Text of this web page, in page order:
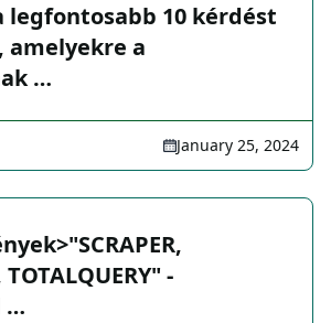
legfontosabb 10 kérdést
amelyekre a
…
January 25, 2024
-
…